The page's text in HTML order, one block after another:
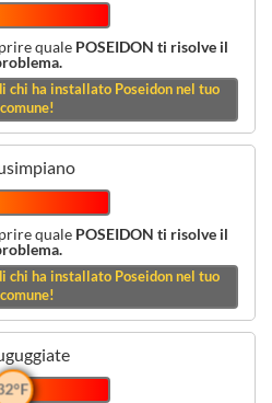
quale POSEIDON ti risolve il
chi ha installato Poseidon nel tuo
comune!
quale POSEIDON ti risolve il
chi ha installato Poseidon nel tuo
comune!